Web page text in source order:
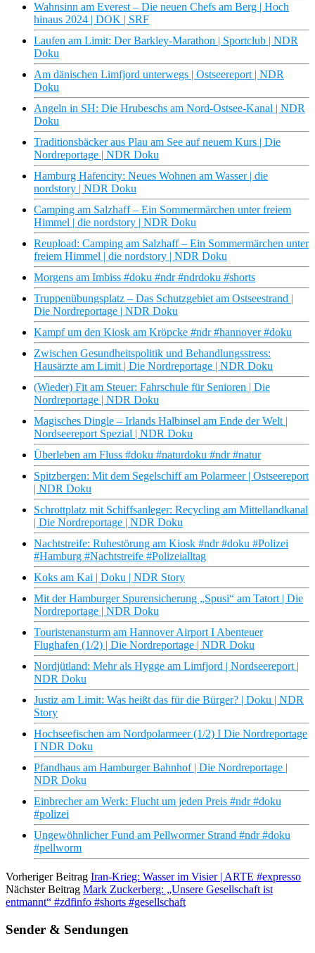
Wahnsinn am Everest – Die neuen Chefs am Berg | Hoch
hinaus 2024 | DOK | SRF
Laufen am Limit: Der Barkley-Marathon | Sportclub | NDR
Doku
Am dänischen Limfjord unterwegs | Ostseereport | NDR
Doku
Angeln in SH: Die Hrubeschs am Nord-Ostsee-Kanal | NDR
Doku
Traditionsbäcker aus Plau am See auf neuem Kurs | Die
Nordreportage | NDR Doku
Hamburg Hafencity: Neues Wohnen am Wasser | die
nordstory | NDR Doku
Camping am Salzhaff – Ein Sommermärchen unter freiem
Himmel | die nordstory | NDR Doku
Reupload: Camping am Salzhaff – Ein Sommermärchen unter
freiem Himmel | die nordstory | NDR Doku
Morgens am Imbiss #doku #ndr #ndrdoku #shorts
Truppenübungsplatz – Das Schutzgebiet am Ostseestrand |
Die Nordreportage | NDR Doku
Kampf um den Kiosk am Kröpcke #ndr #hannover #doku
Zwischen Gesundheitspolitik und Behandlungsstress:
Hausärzte am Limit | Die Nordreportage | NDR Doku
(Wieder) Fit am Steuer: Fahrschule für Senioren | Die
Nordreportage | NDR Doku
Magisches Dingle – Irlands Halbinsel am Ende der Welt |
Nordseereport Spezial | NDR Doku
Überleben am Fluss #doku #naturdoku #ndr #natur
Spitzbergen: Mit dem Segelschiff am Polarmeer | Ostseereport
| NDR Doku
Schrottplatz mit Schiffsanleger: Recycling am Mittellandkanal
| Die Nordreportage | NDR Doku
Nachtstreife: Ruhestörung am Kiosk #ndr #doku #Polizei
#Hamburg #Nachtstreife #Polizeialltag
Koks am Kai | Doku | NDR Story
Mit der Hamburger Spurensicherung „Spusi“ am Tatort | Die
Nordreportage | NDR Doku
Touristenansturm am Hannover Airport I Abenteuer
Flughafen (1/2) | Die Nordreportage | NDR Doku
Nordjütland: Mehr als Hygge am Limfjord | Nordseereport |
NDR Doku
Justiz am Limit: Was heißt das für die Bürger? | Doku | NDR
Story
Hochseefischen am Nordpolarmeer (1/2) I Die Nordreportage
I NDR Doku
Pfandhaus am Hamburger Bahnhof | Die Nordreportage |
NDR Doku
Einbrecher am Werk: Flucht um jeden Preis #ndr #doku
#polizei
Ungewöhnlicher Fund am Pellwormer Strand #ndr #doku
#pellworm
Vorheriger Beitrag Iran-Krieg: Wasser im Visier | ARTE #expresso
Nächster Beitrag Mark Zuckerberg: „Unsere Gesellschaft ist
entmannt“ #zdfinfo #shorts #gesellschaft
Sender & Sendungen